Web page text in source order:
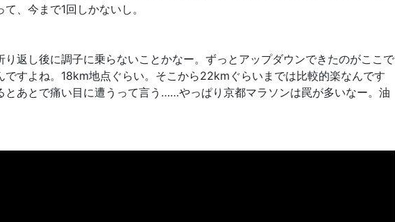
、今まで1回しかないし。
り返し後に調子に乗らないことかなー。ずっとアップダウンできたのがここで
ですよね。18km地点ぐらい。そこから22kmぐらいまでは比較的楽なんです
とあとで痛い目に遭うって言う……やっぱり京都マラソンは罠が多いなー。油